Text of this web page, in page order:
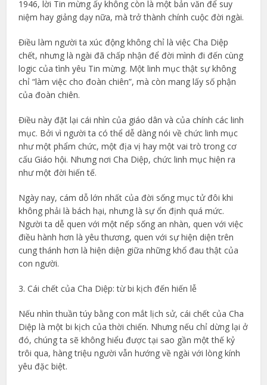
1946, lời Tin mừng ấy không còn là một bản văn để suy
niệm hay giảng dạy nữa, mà trở thành chính cuộc đời ngài.
Điều làm người ta xúc động không chỉ là việc Cha Diệp
chết, nhưng là ngài đã chấp nhận để đời mình đi đến cùng
logic của tình yêu Tin mừng. Một linh mục thật sự không
chỉ “làm việc cho đoàn chiên”, mà còn mang lấy số phận
của đoàn chiên.
Điều này đặt lại cái nhìn của giáo dân và của chính các linh
mục. Bởi vì người ta có thể dễ dàng nói về chức linh mục
như một phẩm chức, một địa vị hay một vai trò trong cơ
cấu Giáo hội. Nhưng nơi Cha Diệp, chức linh mục hiện ra
như một đời hiến tế.
Ngày nay, cám dỗ lớn nhất của đời sống mục tử đôi khi
không phải là bách hại, nhưng là sự ổn định quá mức.
Người ta dễ quen với một nếp sống an nhàn, quen với việc
điều hành hơn là yêu thương, quen với sự hiện diện trên
cung thánh hơn là hiện diện giữa những khổ đau thật của
con người.
3. Cái chết của Cha Diệp: từ bi kịch đến hiến lễ
Nếu nhìn thuần túy bằng con mắt lịch sử, cái chết của Cha
Diệp là một bi kịch của thời chiến. Nhưng nếu chỉ dừng lại ở
đó, chúng ta sẽ không hiểu được tại sao gần một thế kỷ
trôi qua, hàng triệu người vẫn hướng về ngài với lòng kính
yêu đặc biệt.